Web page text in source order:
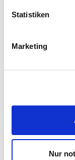
Statistiken
Marketing
Nur
3,99 €